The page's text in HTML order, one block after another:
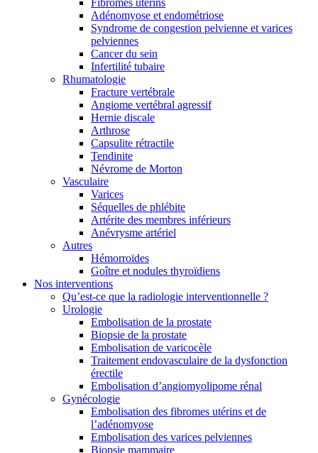
Fibromes utérins
Adénomyose et endométriose
Syndrome de congestion pelvienne et varices
pelviennes
Cancer du sein
Infertilité tubaire
Rhumatologie
Fracture vertébrale
Angiome vertébral agressif
Hernie discale
Arthrose
Capsulite rétractile
Tendinite
Névrome de Morton
Vasculaire
Varices
Séquelles de phlébite
Artérite des membres inférieurs
Anévrysme artériel
Autres
Hémorroïdes
Goître et nodules thyroïdiens
Nos interventions
Qu’est-ce que la radiologie interventionnelle ?
Urologie
Embolisation de la prostate
Biopsie de la prostate
Embolisation de varicocèle
Traitement endovasculaire de la dysfonction
érectile
Embolisation d’angiomyolipome rénal
Gynécologie
Embolisation des fibromes utérins et de
l’adénomyose
Embolisation des varices pelviennes
Biopsie mammaire